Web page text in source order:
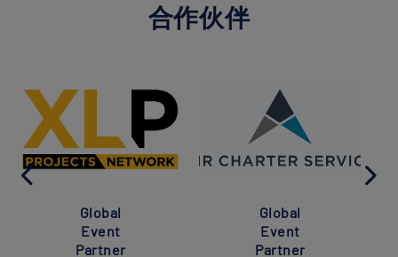
合作伙伴
Global
Event
Partner
Global
Event
Partner